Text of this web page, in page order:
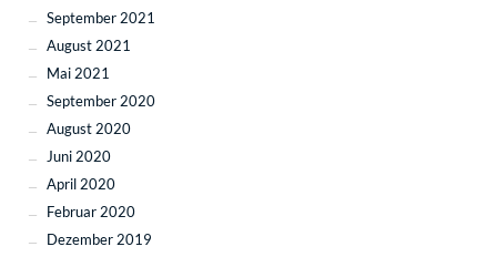
September 2021
August 2021
Mai 2021
September 2020
August 2020
Juni 2020
April 2020
Februar 2020
Dezember 2019